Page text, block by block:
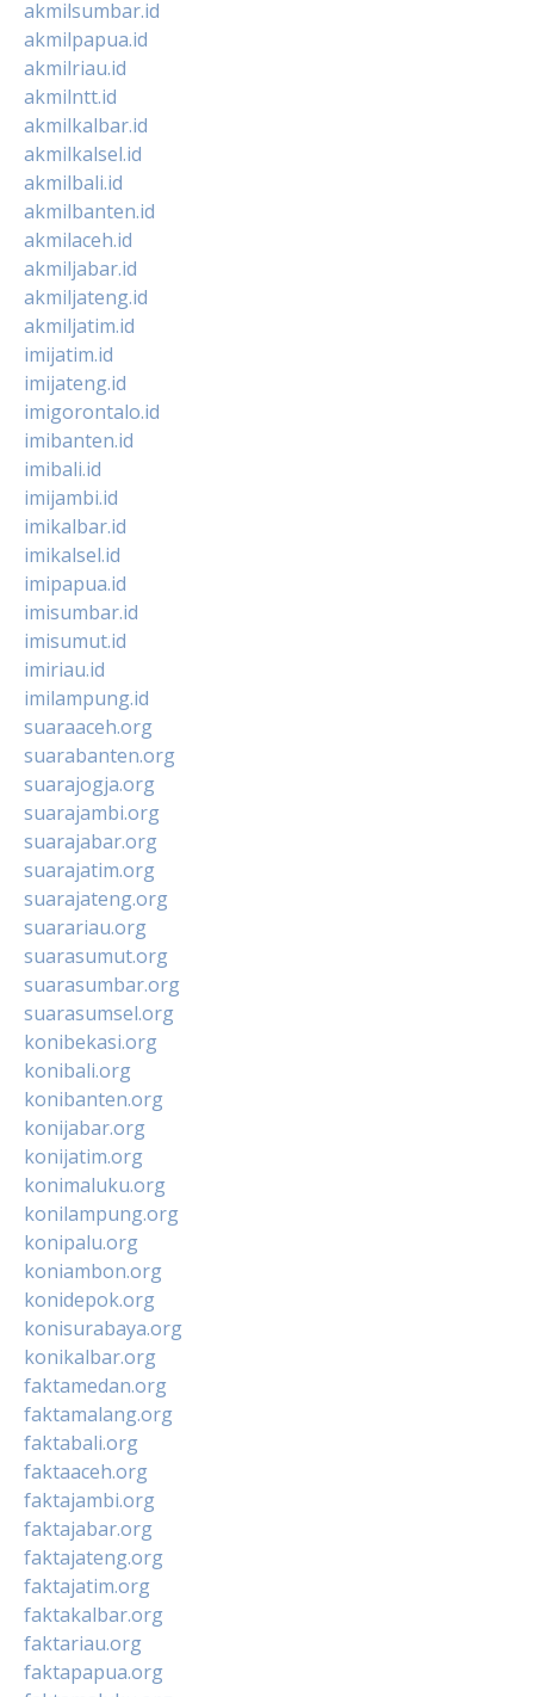
akmilsumbar.id
akmilpapua.id
akmilriau.id
akmilntt.id
akmilkalbar.id
akmilkalsel.id
akmilbali.id
akmilbanten.id
akmilaceh.id
akmiljabar.id
akmiljateng.id
akmiljatim.id
imijatim.id
imijateng.id
imigorontalo.id
imibanten.id
imibali.id
imijambi.id
imikalbar.id
imikalsel.id
imipapua.id
imisumbar.id
imisumut.id
imiriau.id
imilampung.id
suaraaceh.org
suarabanten.org
suarajogja.org
suarajambi.org
suarajabar.org
suarajatim.org
suarajateng.org
suarariau.org
suarasumut.org
suarasumbar.org
suarasumsel.org
konibekasi.org
konibali.org
konibanten.org
konijabar.org
konijatim.org
konimaluku.org
konilampung.org
konipalu.org
koniambon.org
konidepok.org
konisurabaya.org
konikalbar.org
faktamedan.org
faktamalang.org
faktabali.org
faktaaceh.org
faktajambi.org
faktajabar.org
faktajateng.org
faktajatim.org
faktakalbar.org
faktariau.org
faktapapua.org